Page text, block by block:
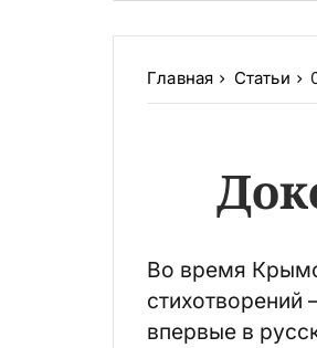
Главная Статьи
Во время
впервые в